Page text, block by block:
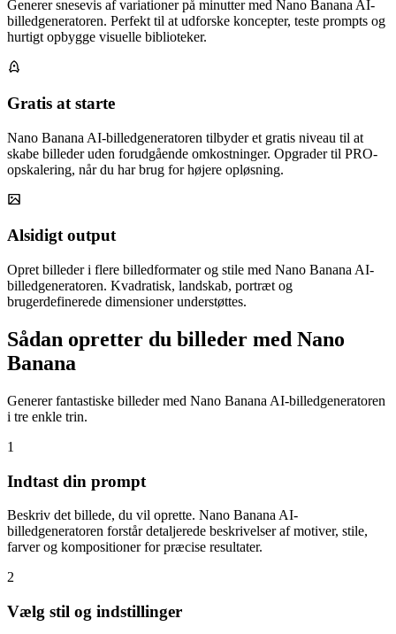
Generer snesevis af variationer på minutter med Nano Banana AI-
billedgeneratoren. Perfekt til at udforske koncepter, teste prompts og
hurtigt opbygge visuelle biblioteker.
Gratis at starte
Nano Banana AI-billedgeneratoren tilbyder et gratis niveau til at
skabe billeder uden forudgående omkostninger. Opgrader til PRO-
opskalering, når du har brug for højere opløsning.
Alsidigt output
Opret billeder i flere billedformater og stile med Nano Banana AI-
billedgeneratoren. Kvadratisk, landskab, portræt og
brugerdefinerede dimensioner understøttes.
Sådan opretter du billeder med Nano
Banana
Generer fantastiske billeder med Nano Banana AI-billedgeneratoren
i tre enkle trin.
1
Indtast din prompt
Beskriv det billede, du vil oprette. Nano Banana AI-
billedgeneratoren forstår detaljerede beskrivelser af motiver, stile,
farver og kompositioner for præcise resultater.
2
Vælg stil og indstillinger